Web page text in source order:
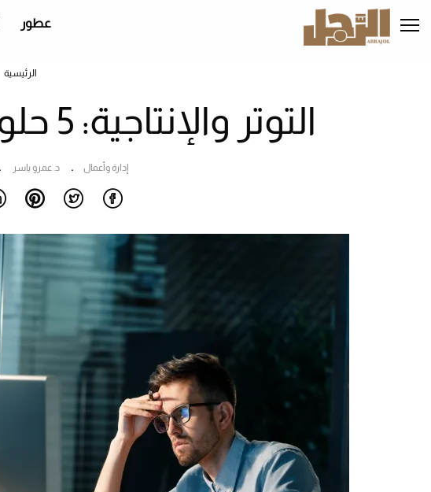
إلى
المحتوى
عطور
الرئيسية
التوتر والإنتاجية: 5 حلول تحفظ التوازن
إدارة وأعمال د. عمرو ياسر